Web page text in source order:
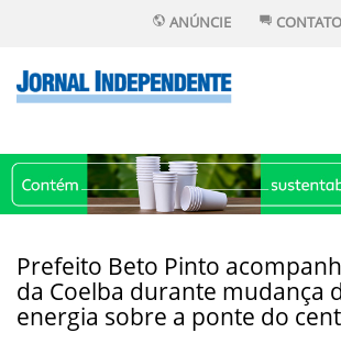
ANÚNCIE CONTATO
Prefeito Beto Pinto
da Coelba durante mudança
energia sobre a ponte do